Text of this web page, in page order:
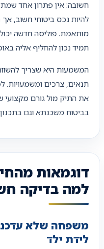
חשובה: אין פתרון אחד
להיות נכס ביטוחי חשוב, אך
מותאמת. פוליסה חדשה
תמיד נכון להחליף אליה
המשמעות היא שצריך
תנאים, צרכים ומשמעויות.
את התיק מול גורם מקצועי
בביטוח משכנתא וגם
דוגמאות
למה בדיקה
משפחה שלא
לידת ילד